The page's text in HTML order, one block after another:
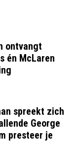
ontvangt
én McLaren
spreekt zich
George
presteer je